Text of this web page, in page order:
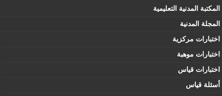
المكتبة المدنية التعليمية
المجلة المدنية
اختبارات مركزية
اختبارات موهبة
اختبارات قياس
أسئلة قياس